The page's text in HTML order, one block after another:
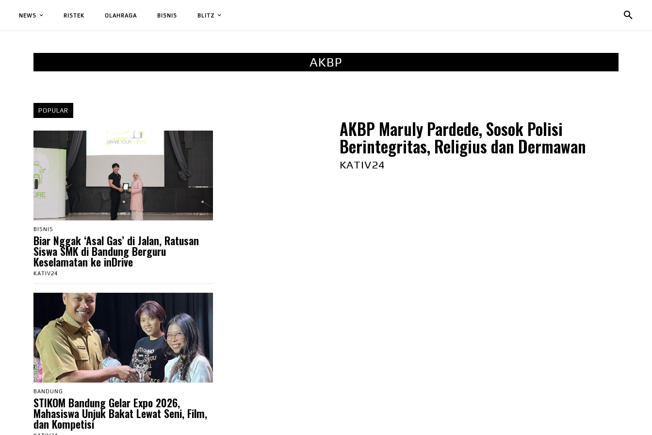
NEWS RISTEK OLAHRAGA BISNIS BLITZ
AKBP
POPULAR
BISNIS
Biar Nggak ‘Asal Gas’ di Jalan, Ratusan
Siswa SMK di Bandung Berguru
Keselamatan ke inDrive
KATIV24
BANDUNG
STIKOM Bandung Gelar Expo 2026,
Mahasiswa Unjuk Bakat Lewat Seni, Film,
dan Kompetisi
AKBP Maruly Pardede, Sosok Polisi
Berintegritas, Religius dan Dermawan
KATIV24